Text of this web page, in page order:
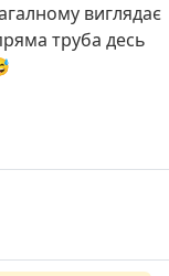
виглядає
труба десь